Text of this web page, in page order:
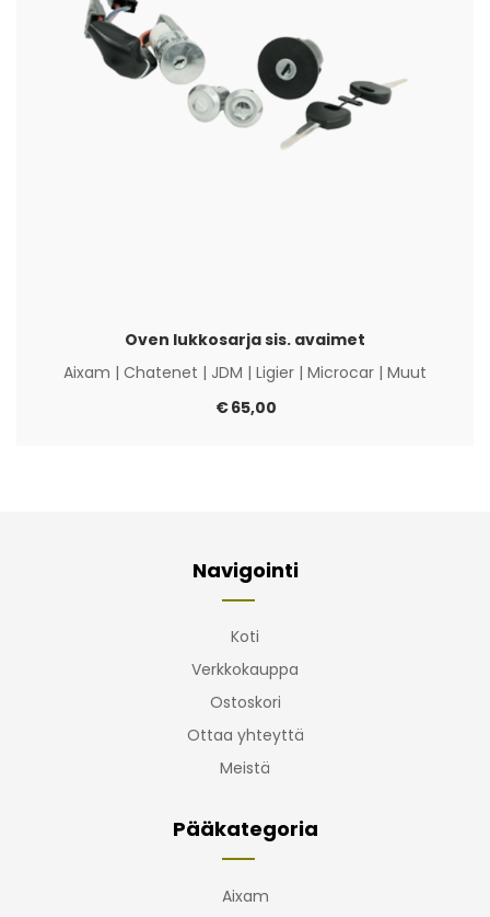
Oven lukkosarja sis. avaimet
Aixam | Chatenet | JDM | Ligier | Microcar | Muut
€65,00
Navigointi
Koti
Verkkokauppa
Ostoskori
Ottaa yhteyttä
Meistä
Pääkategoria
Aixam